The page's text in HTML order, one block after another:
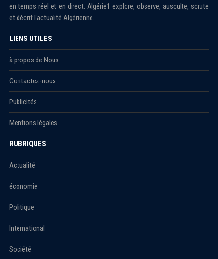
en temps réel et en direct. Algérie1 explore, observe, ausculte, scrute
et décrit l'actualité Algérienne.
LIENS UTILES
à propos de Nous
Contactez-nous
Publicités
Mentions légales
RUBRIQUES
Actualité
économie
Politique
International
Société